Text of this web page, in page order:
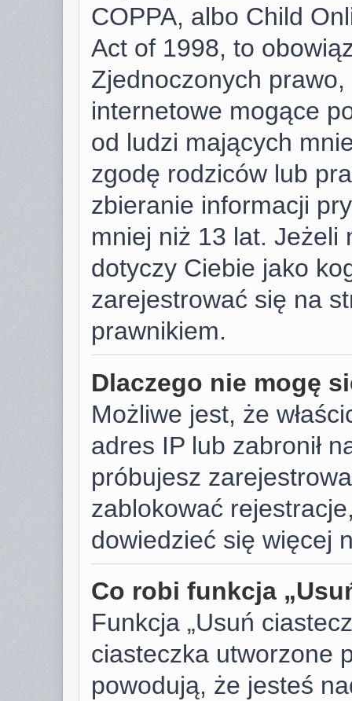
COPPA, albo Child
Act of 1998, to
Zjednoczonych
internetowe mogące
od ludzi mających
zgodę rodziców lub
zbieranie informacji
mniej niż 13 lat. Jeżeli
dotyczy Ciebie jako
zarejestrować się na
prawnikiem.
Dlaczego nie mogę
Możliwe jest, że
adres IP lub zabronił
próbujesz
zablokować
dowiedzieć się więcej
Co robi funkcja
Funkcja „Usuń
ciasteczka utworzone
powodują, że jesteś